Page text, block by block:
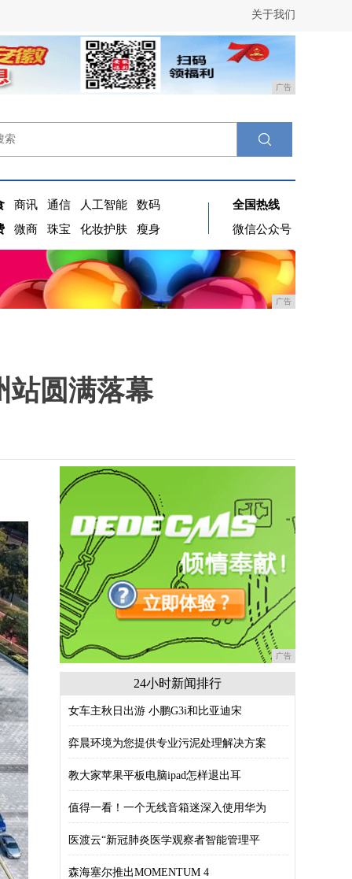
关于我们
广告
商讯 通信 人工智能
数码
微商 珠宝 化妆护肤 瘦身
全国热线
微信公众号
广告
站圆满落幕
广告
24小时新闻排行
女车主秋日出游 小鹏G3i和比亚迪宋
弈晨环境为您提供专业污泥处理解决方案
教大家苹果平板电脑ipad怎样退出耳
值得一看！一个无线音箱迷深入使用华为
医渡云“新冠肺炎医学观察者智能管理平
森海塞尔推出MOMENTUM 4